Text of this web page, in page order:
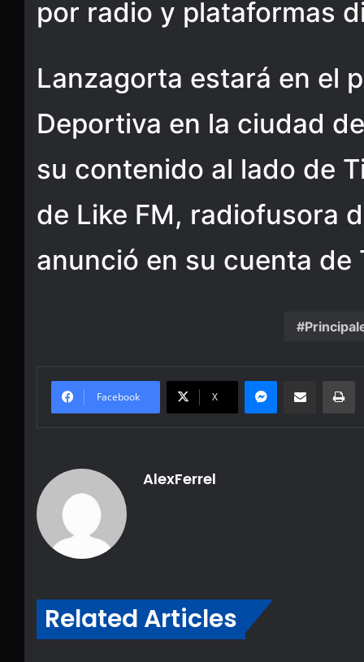
por radio y plataformas
Lanzagorta estará en el
Deportiva en la ciudad
su contenido al lado de
de Like FM, radiofusora
anunció en su cuenta de
Facebook X
Messenger
Share via Email
AlexFerrel
Related Articles